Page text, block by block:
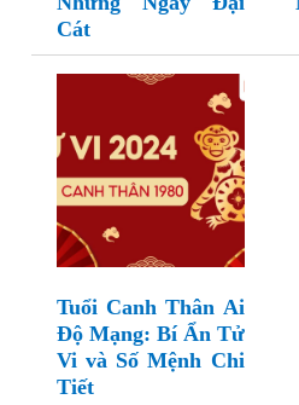
Cát
Tuổi Canh Thân Ai
Độ Mạng: Bí Ẩn Tử
Vi và Số Mệnh Chi
Tiết